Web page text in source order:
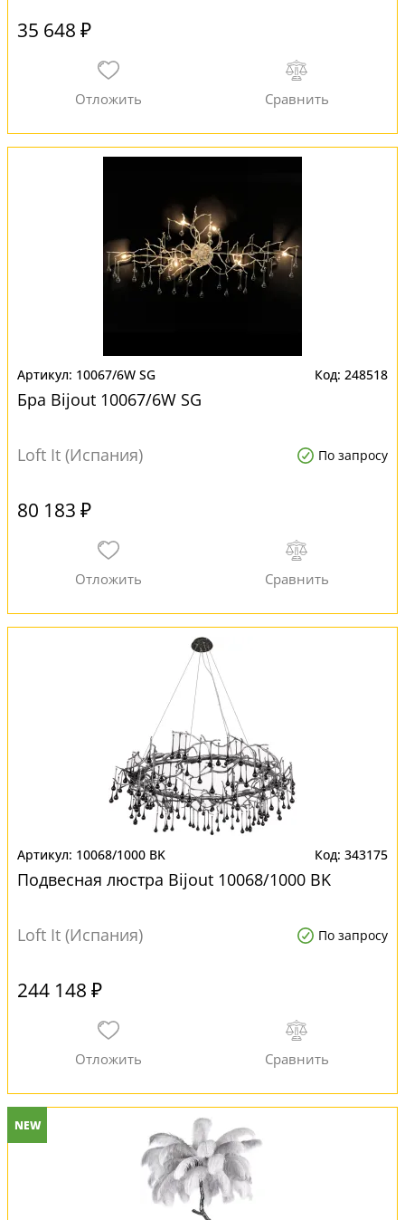
35 648 ₽
10067/6W SG 248518
Бра Bijout 10067/6W SG
Loft It (Испания) По запросу
80 183 ₽
10068/1000 BK 343175
Подвесная люстра Bijout 10068/1000 BK
Loft It (Испания) По запросу
244 148 ₽
NEW